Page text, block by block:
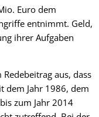
Euro dem
entnimmt. Geld,
ihrer Aufgaben
aus, dass
dem Jahr 1986, dem
zum Jahr 2014